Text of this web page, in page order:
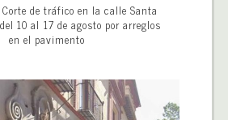
de tráfico en la calle Santa
10 al 17 de agosto por arreglos
en el pavimento